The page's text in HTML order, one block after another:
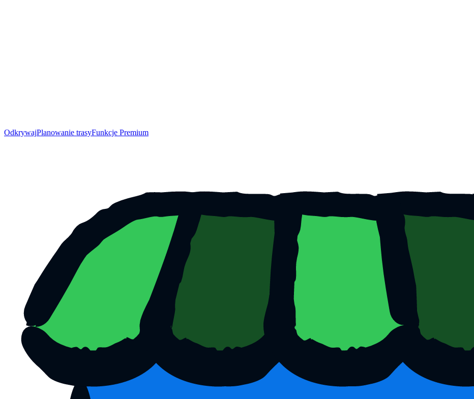
OdkrywajPlanowanie trasyFunkcje Premium